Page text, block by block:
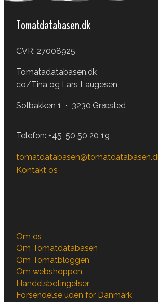
Tomatdatabasen.dk
CVR: 27008925
Tomatadatabasen.dk
co/Tina og Lars Laugesen
Solbakken 1 • 3230 Græsted
Telefon: +45 50 50 20 19
Kontakt os
Om os
Om Tomatdatabasen
Om Tomatbloggen
Om webshoppen
Handelsbetingelser
Forsendelse uden for Danmark